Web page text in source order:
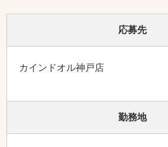
応募先
カインドオル神戸店
勤務地